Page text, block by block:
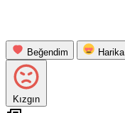
Beğendim Harika
Kızgın